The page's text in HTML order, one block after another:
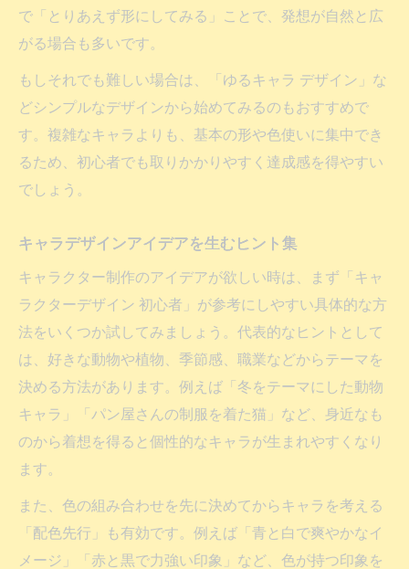
で「とりあえず形にしてみる」ことで、発想が自然と広
がる場合も多いです。
もしそれでも難しい場合は、「ゆるキャラ デザイン」な
どシンプルなデザインから始めてみるのもおすすめで
す。複雑なキャラよりも、基本の形や色使いに集中でき
るため、初心者でも取りかかりやすく達成感を得やすい
でしょう。
キャラデザインアイデアを生むヒント集
キャラクター制作のアイデアが欲しい時は、まず「キャ
ラクターデザイン 初心者」が参考にしやすい具体的な方
法をいくつか試してみましょう。代表的なヒントとして
は、好きな動物や植物、季節感、職業などからテーマを
決める方法があります。例えば「冬をテーマにした動物
キャラ」「パン屋さんの制服を着た猫」など、身近なも
のから着想を得ると個性的なキャラが生まれやすくなり
ます。
また、色の組み合わせを先に決めてからキャラを考える
「配色先行」も有効です。例えば「青と白で爽やかなイ
メージ」「赤と黒で力強い印象」など、色が持つ印象を